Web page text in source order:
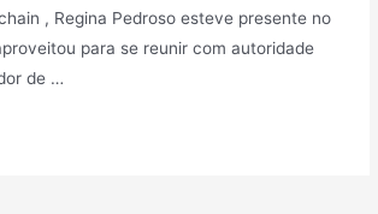
, Regina Pedroso esteve presente no
para se reunir com autoridade
de …